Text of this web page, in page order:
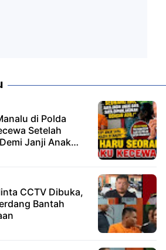
di Polda
Setelah
Janji Anak
CCTV Dibuka,
Bantah